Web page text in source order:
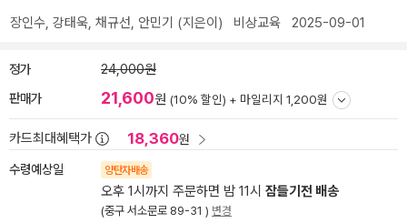
장인수, 강태욱, 채규선, 안민기 (지은이) 비상교육 2025-09-01
정가 24,000원
판매가 21,600원 (10% 할인) + 마일리지 1,200원
카드최대혜택가 18,360원
수령예상일 양탄자배송
오후 1시까지 주문하면 밤 11시 잠들기전 배송
(중구 서소문로 89-31 ) 변경